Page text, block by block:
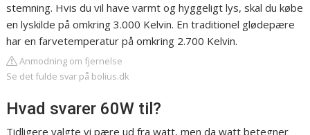
stemning. Hvis du vil have varmt og hyggeligt lys, skal du købe
en lyskilde på omkring 3.000 Kelvin. En traditionel glødepære
har en farvetemperatur på omkring 2.700 Kelvin.
Anmodning om fjernelse
Se det fulde svar på bolius.dk
Hvad svarer 60W til?
Tidligere valgte vi pære ud fra watt, men da watt betegner